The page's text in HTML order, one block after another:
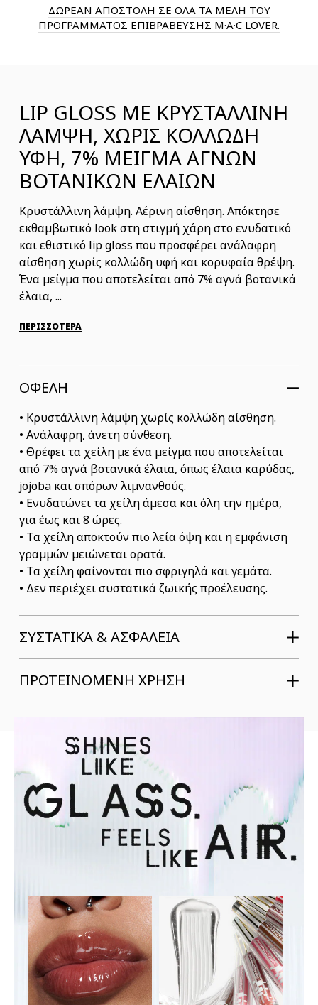
ΔΩΡΕΑΝ ΑΠΟΣΤΟΛΗ ΣΕ ΟΛΑ ΤΑ ΜΕΛΗ ΤΟΥ
ΠΡΟΓΡΑΜΜΑΤΟΣ ΕΠΙΒΡΑΒΕΥΣΗΣ M·A·C LOVER.
LIP GLOSS ΜΕ ΚΡΥΣΤΑΛΛΙΝΗ
ΛΑΜΨΗ, ΧΩΡΙΣ ΚΟΛΛΩΔΗ
ΥΦΗ, 7% ΜΕΙΓΜΑ ΑΓΝΩΝ
ΒΟΤΑΝΙΚΩΝ ΕΛΑΙΩΝ
Κρυστάλλινη λάμψη. Αέρινη αίσθηση. Απόκτησε
εκθαμβωτικό look στη στιγμή χάρη στο ενυδατικό
και εθιστικό lip gloss που προσφέρει ανάλαφρη
αίσθηση χωρίς κολλώδη υφή και κορυφαία θρέψη.
Ένα μείγμα που αποτελείται από 7% αγνά βοτανικά
έλαια, ...
ΠΕΡΙΣΣΟΤΕΡΑ
ΟΦΕΛΗ
• Κρυστάλλινη λάμψη χωρίς κολλώδη αίσθηση.
• Ανάλαφρη, άνετη σύνθεση.
• Θρέφει τα χείλη με ένα μείγμα που αποτελείται
από 7% αγνά βοτανικά έλαια, όπως έλαια καρύδας,
jojoba και σπόρων λιμνανθούς.
• Ενυδατώνει τα χείλη άμεσα και όλη την ημέρα,
για έως και 8 ώρες.
• Τα χείλη αποκτούν πιο λεία όψη και η εμφάνιση
γραμμών μειώνεται ορατά.
• Τα χείλη φαίνονται πιο σφριγηλά και γεμάτα.
• Δεν περιέχει συστατικά ζωικής προέλευσης.
ΣΥΣΤΑΤΙΚΆ & ΑΣΦΆΛΕΙΑ
ΠΡΟΤΕΙΝΟΜΕΝΗ ΧΡΗΣΗ